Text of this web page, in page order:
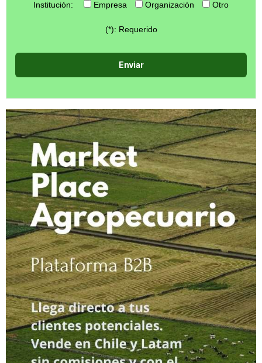
Institución: Empresa Organización Otro
(*): Requerido